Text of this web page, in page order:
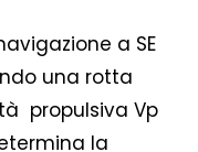
a SE
una rotta
propulsiva Vp
la